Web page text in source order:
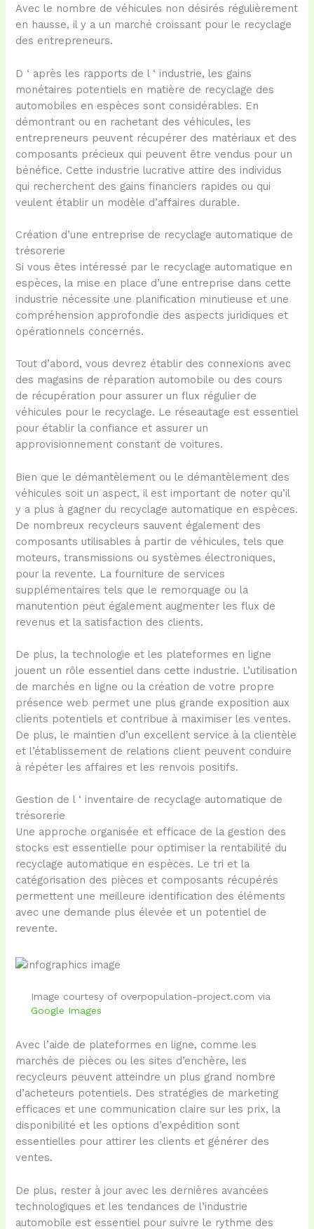
Avec le nombre de véhicules non désirés régulièrement
en hausse, il y a un marché croissant pour le recyclage
des entrepreneurs.
D ‘ après les rapports de l ‘ industrie, les gains
monétaires potentiels en matière de recyclage des
automobiles en espèces sont considérables. En
démontrant ou en rachetant des véhicules, les
entrepreneurs peuvent récupérer des matériaux et des
composants précieux qui peuvent être vendus pour un
bénéfice. Cette industrie lucrative attire des individus
qui recherchent des gains financiers rapides ou qui
veulent établir un modèle d’affaires durable.
Création d’une entreprise de recyclage automatique de
trésorerie
Si vous êtes intéressé par le recyclage automatique en
espèces, la mise en place d’une entreprise dans cette
industrie nécessite une planification minutieuse et une
compréhension approfondie des aspects juridiques et
opérationnels concernés.
Tout d’abord, vous devrez établir des connexions avec
des magasins de réparation automobile ou des cours
de récupération pour assurer un flux régulier de
véhicules pour le recyclage. Le réseautage est essentiel
pour établir la confiance et assurer un
approvisionnement constant de voitures.
Bien que le démantèlement ou le démantèlement des
véhicules soit un aspect, il est important de noter qu’il
y a plus à gagner du recyclage automatique en espèces.
De nombreux recycleurs sauvent également des
composants utilisables à partir de véhicules, tels que
moteurs, transmissions ou systèmes électroniques,
pour la revente. La fourniture de services
supplémentaires tels que le remorquage ou la
manutention peut également augmenter les flux de
revenus et la satisfaction des clients.
De plus, la technologie et les plateformes en ligne
jouent un rôle essentiel dans cette industrie. L’utilisation
de marchés en ligne ou la création de votre propre
présence web permet une plus grande exposition aux
clients potentiels et contribue à maximiser les ventes.
De plus, le maintien d’un excellent service à la clientèle
et l’établissement de relations client peuvent conduire
à répéter les affaires et les renvois positifs.
Gestion de l ‘ inventaire de recyclage automatique de
trésorerie
Une approche organisée et efficace de la gestion des
stocks est essentielle pour optimiser la rentabilité du
recyclage automatique en espèces. Le tri et la
catégorisation des pièces et composants récupérés
permettent une meilleure identification des éléments
avec une demande plus élevée et un potentiel de
revente.
Image courtesy of overpopulation-project.com via
Google Images
Avec l’aide de plateformes en ligne, comme les
marchés de pièces ou les sites d’enchère, les
recycleurs peuvent atteindre un plus grand nombre
d’acheteurs potentiels. Des stratégies de marketing
efficaces et une communication claire sur les prix, la
disponibilité et les options d’expédition sont
essentielles pour attirer les clients et générer des
ventes.
De plus, rester à jour avec les dernières avancées
technologiques et les tendances de l’industrie
automobile est essentiel pour suivre le rythme des